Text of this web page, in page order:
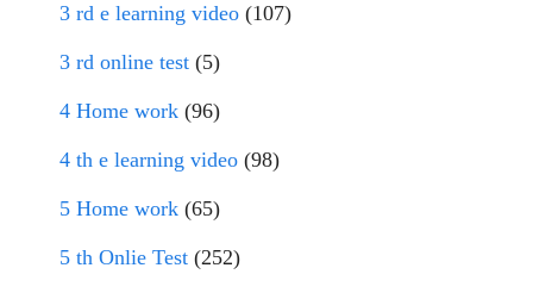
3 rd e learning video (107)
3 rd online test (5)
4 Home work (96)
4 th e learning video (98)
5 Home work (65)
5 th Onlie Test (252)